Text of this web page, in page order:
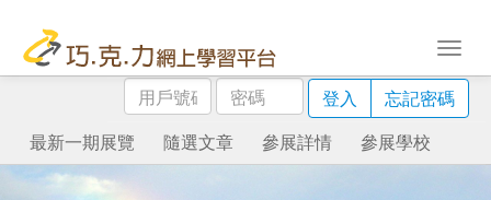
用
戶
號
碼
密
碼
登入
忘記密碼
最新一期展覽
隨選文章 參展詳情 參展學校